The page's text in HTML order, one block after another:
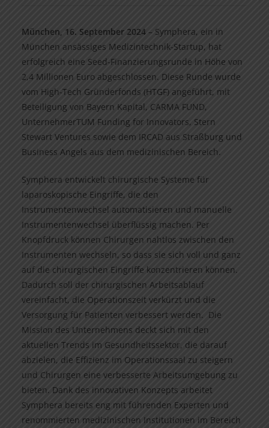
München, 16. September 2024 – Symphera, ein in
München ansässiges Medizintechnik-Startup, hat
erfolgreich eine Seed-Finanzierungsrunde in Höhe von
2,4 Millionen Euro abgeschlossen. Diese Runde wurde
vom High-Tech Gründerfonds (HTGF) angeführt, mit
Beteiligung von Bayern Kapital, CARMA FUND,
UnternehmerTUM Funding for Innovators, Stern
Stewart Ventures sowie dem IRCAD aus Straßburg und
Business Angels aus dem medizinischen Bereich.
Symphera entwickelt chirurgische Systeme für
laparoskopische Eingriffe, die den
Instrumentenwechsel automatisieren und manuelle
Instrumentenwechsel überflüssig machen. Per
Knopfdruck können Chirurgen nahtlos zwischen den
Instrumenten wechseln, so dass sie sich voll und ganz
auf die chirurgischen Eingriffe konzentrieren können.
Dadurch soll der chirurgischen Arbeitsablauf
vereinfacht, die Operationszeit verkürzt und die
Versorgung für Patienten verbessert werden. Die
Mission des Unternehmens deckt sich mit den
aktuellen Trends im Gesundheitssektor, die darauf
abzielen, die Effizienz im Operationssaal zu steigern
und Chirurgen eine verbesserte Arbeitsumgebung zu
bieten. Dank des innovativen Konzepts arbeitet
Symphera bereits eng mit führenden Experten und
renommierten medizinischen Institutionen im Bereich